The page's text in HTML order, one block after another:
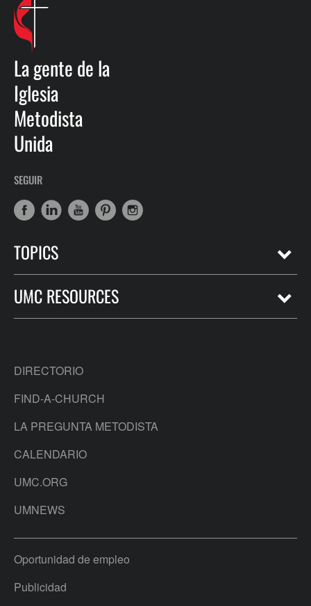
La gente de la
Iglesia
Metodista
Unida
SEGUIR
TOPICS
UMC RESOURCES
DIRECTORIO
FIND-A-CHURCH
LA PREGUNTA METODISTA
CALENDARIO
UMC.ORG
UMNEWS
Oportunidad de empleo
Publicidad